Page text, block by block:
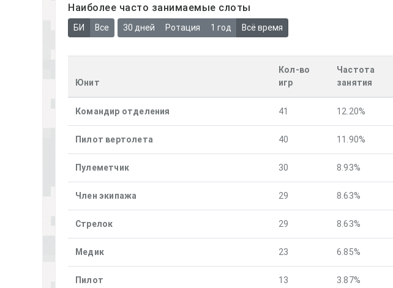
Наиболее часто занимаемые слоты
БИ Все 30 дней Ротация 1 год Всё время
Юнит
Кол-во
игр
Частота
занятия
Командир отделения 41 12.20%
Пилот вертолета 40 11.90%
Пулеметчик 30 8.93%
Член экипажа 29 8.63%
Стрелок 29 8.63%
Медик 23 6.85%
Пилот 13 3.87%